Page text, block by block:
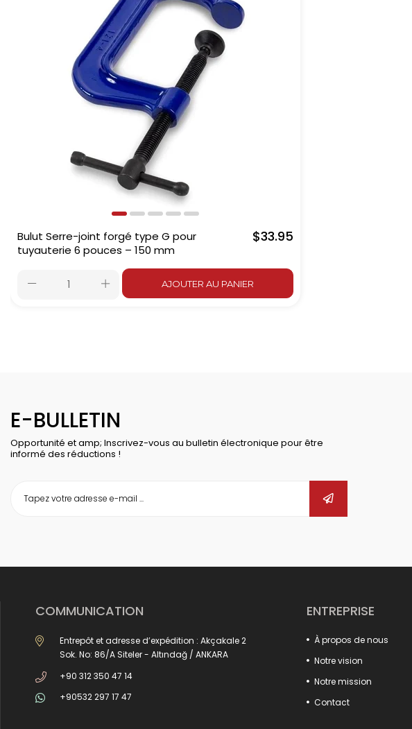
Bulut Serre-joint forgé type G pour
tuyauterie 6 pouces – 150 mm
$33.95
AJOUTER AU PANIER
E-BULLETIN
Opportunité et amp; Inscrivez-vous au bulletin électronique pour être
informé des réductions !
COMMUNICATION
Entrepôt et adresse d’expédition : Akçakale 2
Sok. No: 86/A Siteler - Altındağ / ANKARA
+90 312 350 47 14
+90532 297 17 47
ENTREPRISE
À propos de nous
Notre vision
Notre mission
Contact